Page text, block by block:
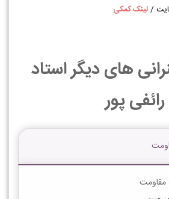
/لینک کمکی
های دیگر استاد
رائفی پور
مقاومت